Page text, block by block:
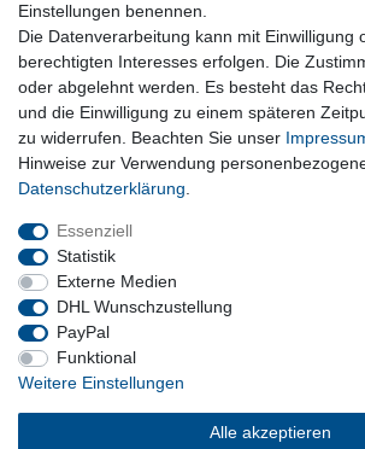
Kostenloser Versand ab 199
30 Tage Rückgaberecht
sichere Bezahlverfahren
Barrierefreiheitserklärung
Einstellungen benennen.
Die Datenverarbeitung kann mit Einwilligung
berechtigten Interesses erfolgen. Die
oder abgelehnt werden. Es besteht das
und die Einwilligung zu einem späteren
zu widerrufen. Beachten Sie unser
Hinweise zur Verwendung
Daten­schutz­erklärung
Essenziell
Statistik
Externe Medien
DHL Wunschzustellung
PayPal
Funktional
Weitere Einstellungen
Alle akzeptieren